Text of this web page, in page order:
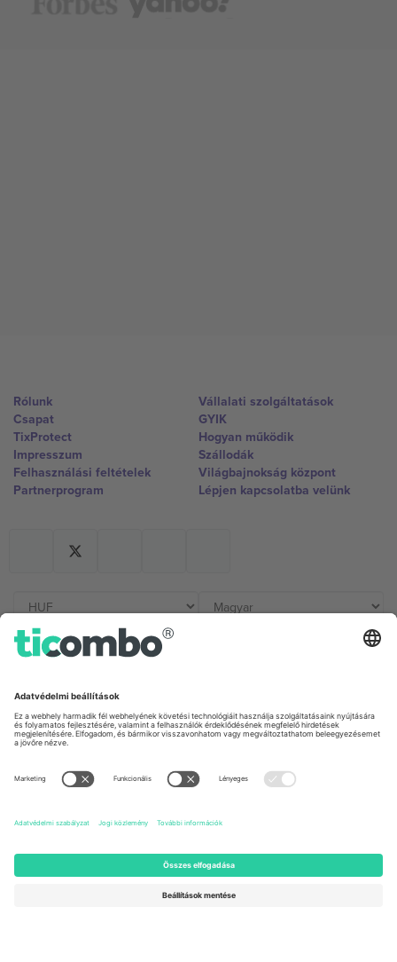
Rólunk
Csapat
TixProtect
Impresszum
Felhasználási feltételek
Partnerprogram
Vállalati szolgáltatások
GYIK
Hogyan működik
Szállodák
Világbajnokság központ
Lépjen kapcsolatba velünk
Germany
Unter den Linden 24, 10117
Berlin, Germany
United Kingdom
167 City Road, London, Greater
Newark, Delaware 19713, United
States
Engelberg, Switzerland